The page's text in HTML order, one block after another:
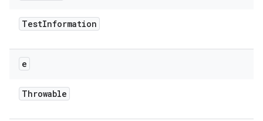
TestInformation
e
Throwable